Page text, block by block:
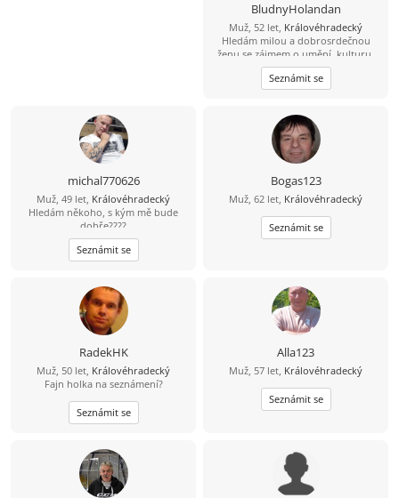
BludnyHolandan
Muž, 52 let, Královéhradecký
Hledám milou a dobrosrdečnou
ženu se zájmem o umění, kulturu,
památky a láskou ke zvířatům a
přírodě. Rád bych s takovou ženou
spoluprožíval hezké chvíle a
Seznámit se
michal770626
Muž, 49 let, Královéhradecký
Hledám někoho, s kým mě bude
dobře????
Seznámit se
Bogas123
Muž, 62 let, Královéhradecký
Seznámit se
RadekHK
Muž, 50 let, Královéhradecký
Fajn holka na seznámení?
Seznámit se
Alla123
Muž, 57 let, Královéhradecký
Seznámit se